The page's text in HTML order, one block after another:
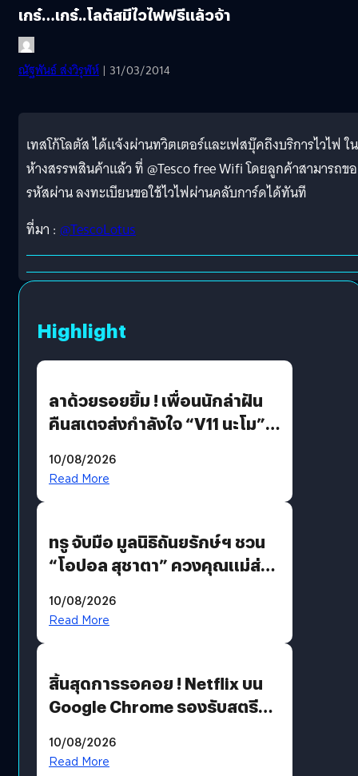
เกร๋…เกร๋..โลตัสมีไวไฟฟรีแล้วจ้า
ณัฐพันธ์ ส่งวิรุฬห์ | 31/03/2014
เทสโก้โลตัส ได้แจ้งผ่านทวิตเตอร์และเฟสบุ๊คถึงบริการไวไฟ ใน
ห้างสรรพสินค้าแล้ว ที่ @Tesco free Wifi โดยลูกค้าสามารถขอ
รหัสผ่าน ลงทะเบียนขอใช้ไวไฟผ่านคลับการ์ดได้ทันที
ที่มา : @TescoLotus
Highlight
ลาด้วยรอยยิ้ม ! เพื่อนนักล่าฝัน
คืนสเตจส่งกำลังใจ “V11 นะโม”
รักแน่นฮอลล์
10/08/2026
Read More
ทรู จับมือ มูลนิธิถันยรักษ์ฯ ชวน
“โอปอล สุชาตา” ควงคุณแม่ส่ง
เติมเต็มความหมายวันแม่ปีนี้
10/08/2026
Read More
สิ้นสุดการรอคอย ! Netflix บน
Google Chrome รองรับสตรีม
เงื่อนไขที่กำหนด
10/08/2026
Read More